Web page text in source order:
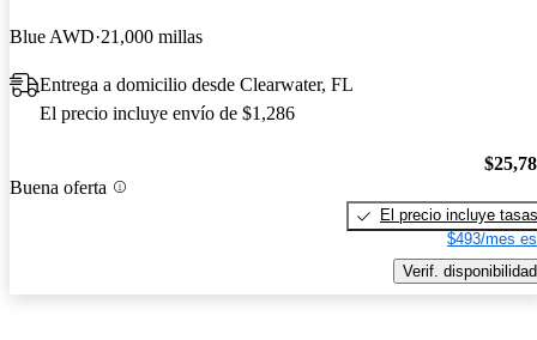
Blue AWD 21,000 millas
Entrega a domicilio desde Clearwater, FL
El precio incluye envío de $1,286
Buena oferta
El precio incluye tasas
$493/mes
Verif. disponibilidad